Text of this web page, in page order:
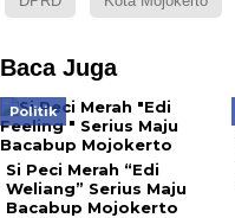
Baca Juga
Politik
Si Peci Merah “Edi
Weliang” Serius Maju
Bacabup Mojokerto